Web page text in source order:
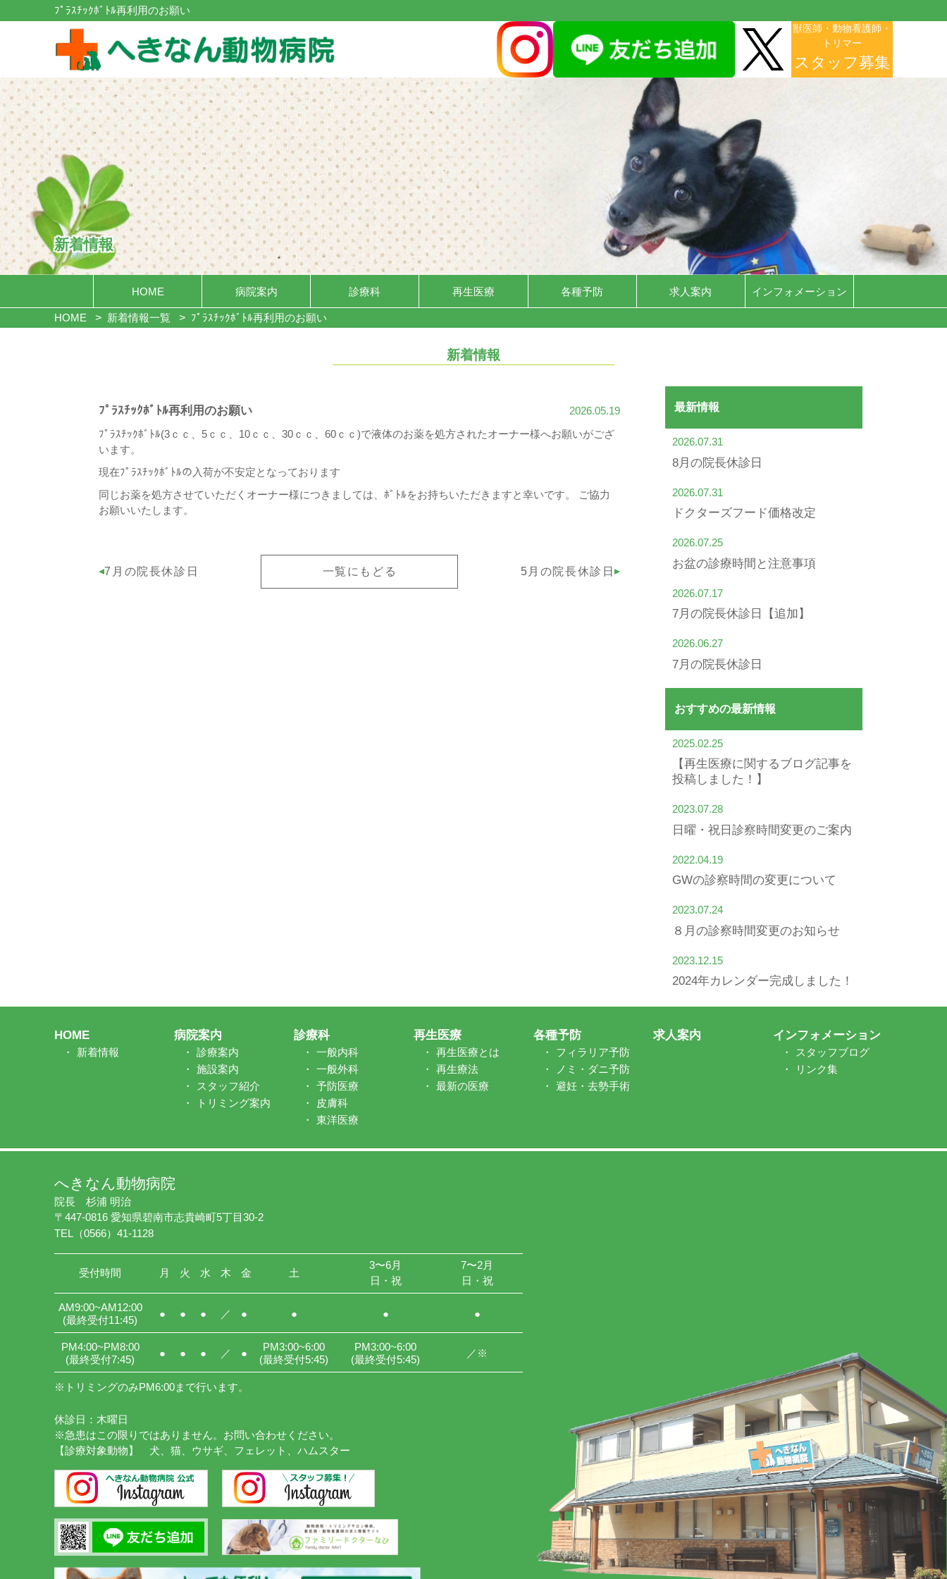
ﾌﾟﾗｽﾁｯｸﾎﾞﾄﾙ再利用のお願い
獣医師・動物看護師・
トリマー
スタッフ募集
新着情報
HOME 病院案内 診療科 再生医療 各種予防 求人案内 インフォメーション
HOME 新着情報一覧 ﾌﾟﾗｽﾁｯｸﾎﾞﾄﾙ再利用のお願い
新着情報
ﾌﾟﾗｽﾁｯｸﾎﾞﾄﾙ再利用のお願い
2026.05.19
ﾌﾟﾗｽﾁｯｸﾎﾞﾄﾙ(3ｃｃ、5ｃｃ、10ｃｃ、30ｃｃ、60ｃｃ)で液体のお薬を処方されたオーナー様へお願いがござ
います。
現在ﾌﾟﾗｽﾁｯｸﾎﾞﾄﾙの入荷が不安定となっております
同じお薬を処方させていただくオーナー様につきましては、ﾎﾞﾄﾙをお持ちいただきますと幸いです。 ご協力
お願いいたします。
7月の院長休診日 一覧にもどる 5月の院長休診日
最新情報
2026.07.31
8月の院長休診日
2026.07.31
ドクターズフード価格改定
2026.07.25
お盆の診療時間と注意事項
2026.07.17
7月の院長休診日【追加】
2026.06.27
7月の院長休診日
おすすめの最新情報
2025.02.25
【再生医療に関するブログ記事を
投稿しました！】
2023.07.28
日曜・祝日診察時間変更のご案内
2022.04.19
GWの診察時間の変更について
2023.07.24
８月の診察時間変更のお知らせ
2023.12.15
2024年カレンダー完成しました！
HOME
新着情報
病院案内
診療案内
施設案内
スタッフ紹介
トリミング案内
診療科
一般内科
一般外科
予防医療
皮膚科
東洋医療
再生医療
再生医療とは
再生療法
最新の医療
各種予防
フィラリア予防
ノミ・ダニ予防
避妊・去勢手術
求人案内 インフォメーション
スタッフブログ
リンク集
へきなん動物病院
院長 杉浦 明治
〒447-0816 愛知県碧南市志貴崎町5丁目30-2
TEL（0566）41-1128
受付時間 月 火 水 木 金 土
3〜6月
日・祝
7〜2月
日・祝
AM9:00~AM12:00
(最終受付11:45)
● ● ● ／ ● ● ● ●
PM4:00~PM8:00
(最終受付7:45)
● ● ● ／ ●
PM3:00~6:00
(最終受付5:45)
PM3:00~6:00
(最終受付5:45)
／※
※トリミングのみPM6:00まで行います。
休診日：木曜日
※急患はこの限りではありません。お問い合わせください。
【診療対象動物】 犬、猫、ウサギ、フェレット、ハムスター